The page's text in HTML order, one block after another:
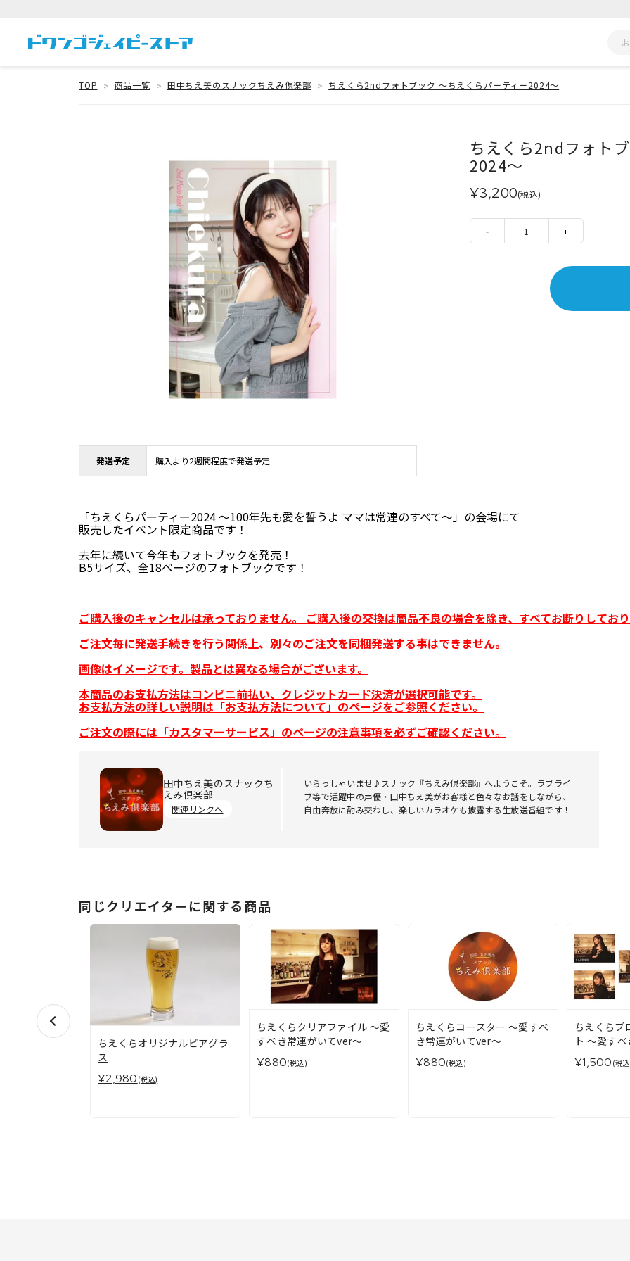
TOP 商品一覧 田中ちえ美のスナックちえみ倶楽部 ちえくら2ndフォトブック ～ちえくらパーティー2024～
発送予定 購入より2週間程度で発送予定
ちえくら2ndフォト
2024～
¥3,200(税込)
- 1 +
「ちえくらパーティー2024 ～100年先も愛を誓うよ ママは常連のすべて～」の会場にて
販売したイベント限定商品です！
去年に続いて今年もフォトブックを発売！
B5サイズ、全18ページのフォトブックです！
ご購入後のキャンセルは承っておりません。 ご購入後の交換は商品不良の場合を除き、すべてお断りしてお
ご注文毎に発送手続きを行う関係上、別々のご注文を同梱発送する事はできません。
画像はイメージです。製品とは異なる場合がございます。
本商品のお支払方法はコンビニ前払い、クレジットカード決済が選択可能です。
お支払方法の詳しい説明は「お支払方法について」のページをご参照ください。
ご注文の際には「カスタマーサービス」のページの注意事項を必ずご確認ください。
田中ちえ美のスナックち
えみ倶楽部
関連リンクへ
いらっしゃいませ♪スナック『ちえみ倶楽部』へようこそ。ラブライ
ブ等で活躍中の声優・田中ちえ美がお客様と色々なお話をしながら、
自由奔放に酌み交わし、楽しいカラオケも披露する生放送番組です！
同じクリエイターに関する商品
ちえくらオリジナルビアグラ
ス
¥2,980 (税込)
ちえくらクリアファイル ～愛
すべき常連がいてver～
¥880(税込)
ちえくらコースター ～愛すべ
き常連がいてver～
¥880(税込)
ちえくらブ
ト ～愛す
¥1,500 (税